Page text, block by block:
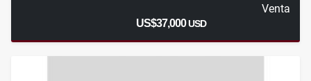
Venta
US$37,000USD